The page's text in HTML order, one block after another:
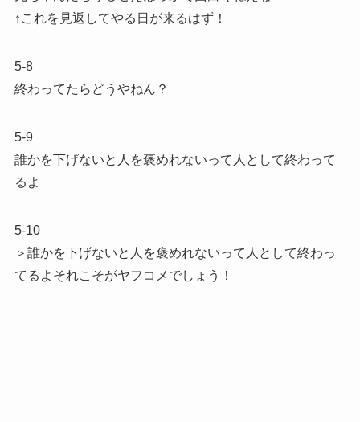
↑これを見返してやる日が来るはず！
5-8
終わってたらどうやねん？
5-9
誰かを下げないと人を褒めれないって人として終わって
るよ
5-10
＞誰かを下げないと人を褒めれないって人として終わっ
てるよそれこそがヤフコメでしょう！